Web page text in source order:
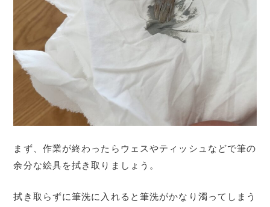
まず、作業が終わったらウェスやティッシュなどで筆の
余分な絵具を拭き取りましょう。
拭き取らずに筆洗に入れると筆洗がかなり濁ってしまう